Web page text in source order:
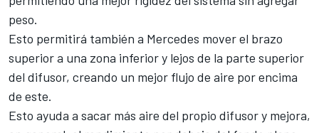
peso.
Esto permitirá también a Mercedes mover el brazo
superior a una zona inferior y lejos de la parte superior
del difusor, creando un mejor flujo de aire por encima
de este.
Esto ayuda a sacar más aire del propio difusor y mejora,